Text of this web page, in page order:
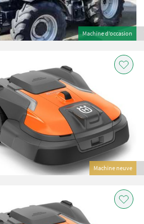
Machine d’occasion
Machine neuve